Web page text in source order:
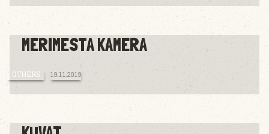
MERIMESTA KAMERA
OTHERS 19.11.2019